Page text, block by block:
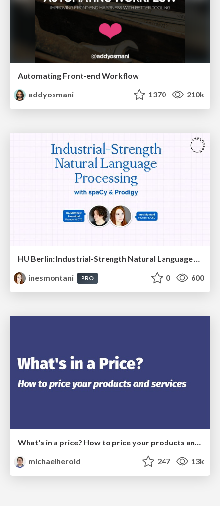
Automating Front-end Workflow
addyosmani
1370 210k
HU Berlin: Industrial-Strength Natural Language Processing with spaCy and Prodigy
inesmontani
PRO 0 600
michaelherold
247 13k